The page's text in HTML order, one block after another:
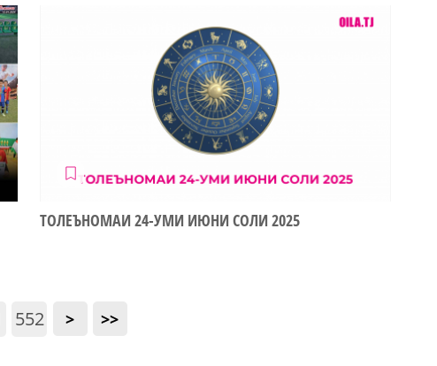
ТОЛЕЪНОМАИ 24-УМИ ИЮНИ СОЛИ 2025
552 > >>